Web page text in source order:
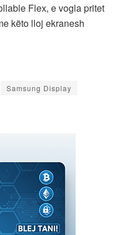
Flex, e vogla pritet
këto lloj ekranesh
Samsung Display